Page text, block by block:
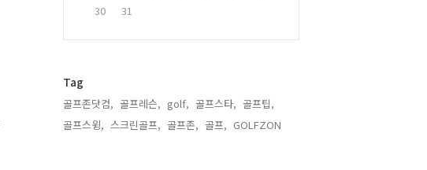
30
31
Tag
골프존닷컴, 골프레슨, golf, 골프스타, 골프팁,
골프스윙, 스크린골프, 골프존, 골프, GOLFZON,